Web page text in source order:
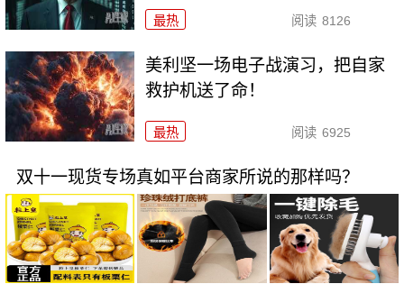
最热 阅读 8126
美利坚一场电子战演习，把自家
救护机送了命！
最热 阅读 6925
双十一现货专场真如平台商家所说的那样吗？